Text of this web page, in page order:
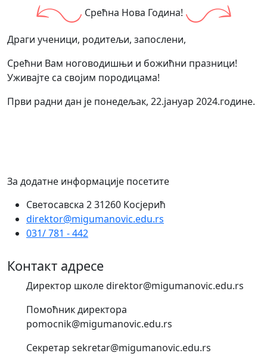
Срећна Нова Година!
Драги ученици, родитељи, запослени,
Срећни Вам ноговодишњи и божићни празници!
Уживајте са својим породицама!
Први радни дан је понедељак, 22.јануар 2024.године.
За додатне информације посетите
Светосавска 2 31260 Косјерић
direktor@migumanovic.edu.rs
031/ 781 - 442
Контакт адресе
Директор школе direktor@migumanovic.edu.rs
Помоћник директора
pomocnik@migumanovic.edu.rs
Секретар sekretar@migumanovic.edu.rs